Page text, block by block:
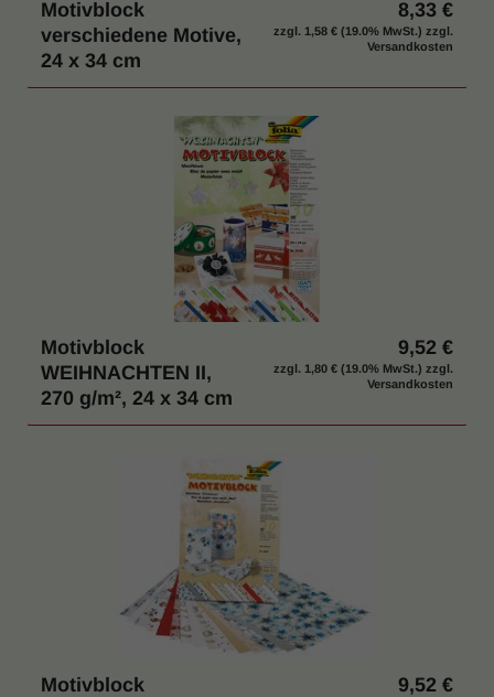
Motivblock
verschiedene Motive,
24 x 34 cm
8,33 €
zzgl. 1,58 € (19.0% MwSt.) zzgl.
Versandkosten
Motivblock
WEIHNACHTEN II,
270 g/m², 24 x 34 cm
9,52 €
zzgl. 1,80 € (19.0% MwSt.) zzgl.
Versandkosten
Motivblock
9,52 €